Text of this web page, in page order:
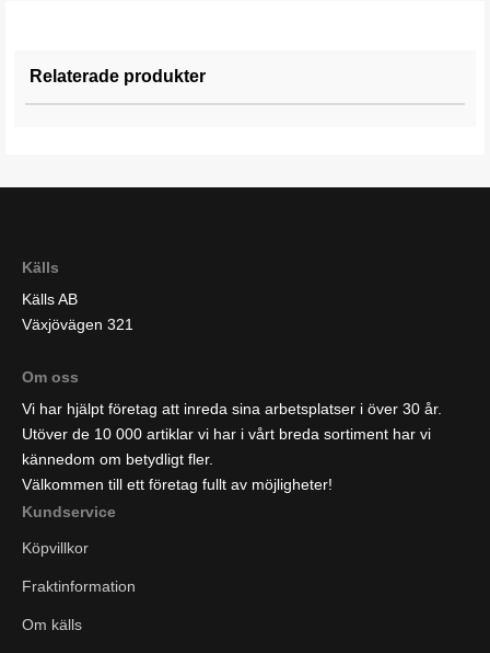
Relaterade produkter
Källs
Källs AB
Växjövägen 321
Om oss
Vi har hjälpt företag att inreda sina arbetsplatser i över 30 år.
Utöver de 10 000 artiklar vi har i vårt breda sortiment har vi
kännedom om betydligt fler.
Välkommen till ett företag fullt av möjligheter!
Kundservice
Köpvillkor
Fraktinformation
Om källs